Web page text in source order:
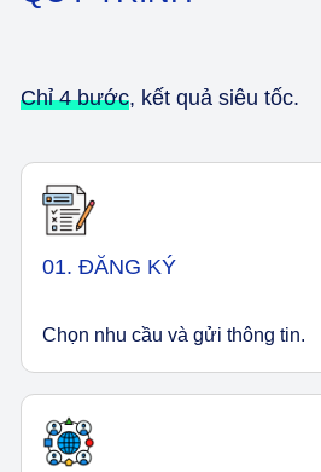
Chỉ 4 bước, kết quả siêu tốc.
01. ĐĂNG KÝ
Chọn nhu cầu và gửi thông tin.